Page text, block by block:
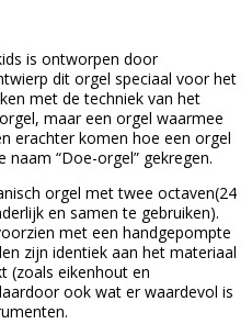
is ontworpen door
dit orgel speciaal voor het
met de techniek van het
maar een orgel waarmee
erachter komen hoe een orgel
“Doe-orgel” gekregen.
orgel met twee octaven(24
en samen te gebruiken).
met een handgepompte
zijn identiek aan het materiaal
(zoals eikenhout en
ook wat er waardevol is